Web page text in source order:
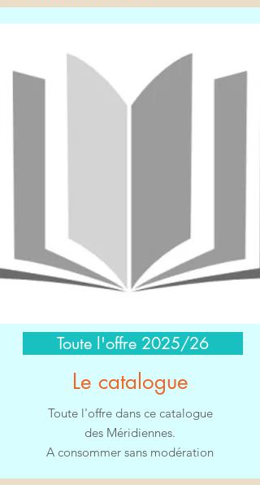
Toute l'offre 2025/26
Le catalogue
Toute l'offre dans ce catalogue
des Méridiennes.
A consommer sans modération